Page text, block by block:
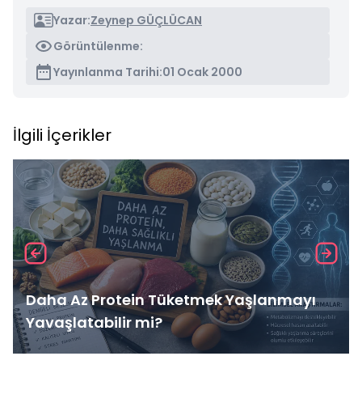
Yazar:Zeynep GÜÇLÜCAN
Görüntülenme:
Yayınlanma Tarihi:01 Ocak 2000
İlgili İçerikler
Daha Az Protein Tüketmek Yaşlanmayı
Yavaşlatabilir mi?